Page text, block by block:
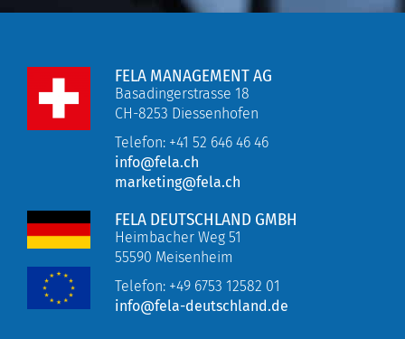
FELA MANAGEMENT AG
Basadingerstrasse 18
CH-8253 Diessenhofen
Telefon: +41 52 646 46 46
info@fela.ch
marketing@fela.ch
FELA DEUTSCHLAND GMBH
Heimbacher Weg 51
55590 Meisenheim
Telefon: +49 6753 12582 01
info@fela-deutschland.de